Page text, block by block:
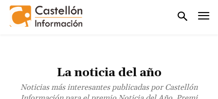
La noticia del año
Noticias más interesantes publicadas por Castellón